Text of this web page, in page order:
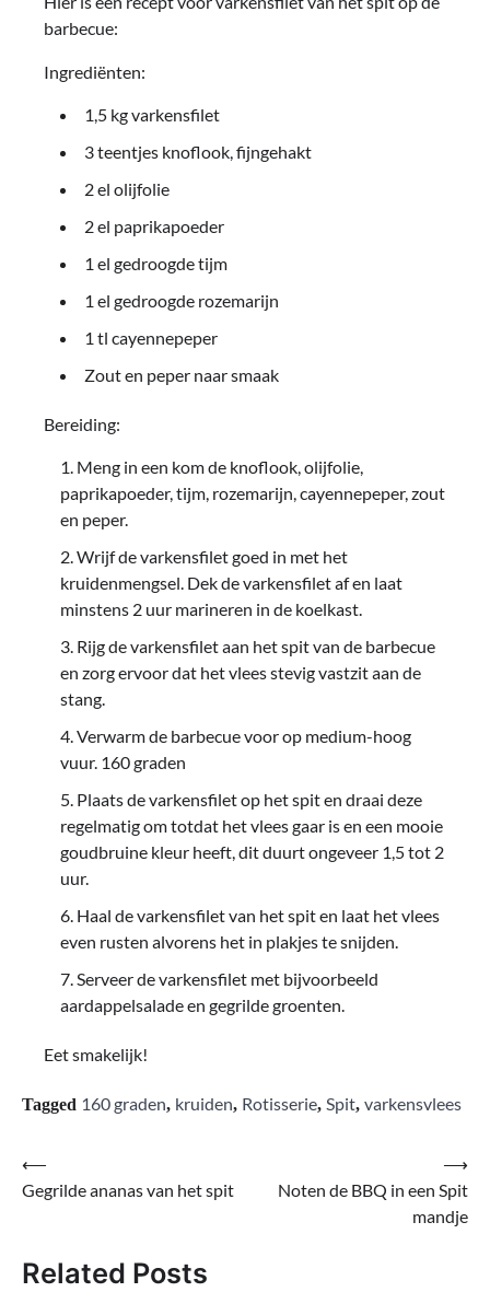
barbecue:
Ingrediënten:
1,5 kg varkensfilet
3 teentjes knoflook, fijngehakt
2 el olijfolie
2 el paprikapoeder
1 el gedroogde tijm
1 el gedroogde rozemarijn
1 tl cayennepeper
Zout en peper naar smaak
Bereiding:
Meng in een kom de knoflook, olijfolie,
paprikapoeder, tijm, rozemarijn, cayennepeper, zout
en peper.
Wrijf de varkensfilet goed in met het
kruidenmengsel. Dek de varkensfilet af en laat
minstens 2 uur marineren in de koelkast.
Rijg de varkensfilet aan het spit van de barbecue
en zorg ervoor dat het vlees stevig vastzit aan de
stang.
Verwarm de barbecue voor op medium-hoog
vuur. 160 graden
Plaats de varkensfilet op het spit en draai deze
regelmatig om totdat het vlees gaar is en een mooie
goudbruine kleur heeft, dit duurt ongeveer 1,5 tot 2
uur.
Haal de varkensfilet van het spit en laat het vlees
even rusten alvorens het in plakjes te snijden.
Serveer de varkensfilet met bijvoorbeeld
aardappelsalade en gegrilde groenten.
Eet smakelijk!
Tagged 160 graden, kruiden, Rotisserie, Spit, varkensvlees
Berichtnavigatie
⟵
Gegrilde ananas van het spit
Noten de BBQ in een Spit
mandje
⟶
Related Posts